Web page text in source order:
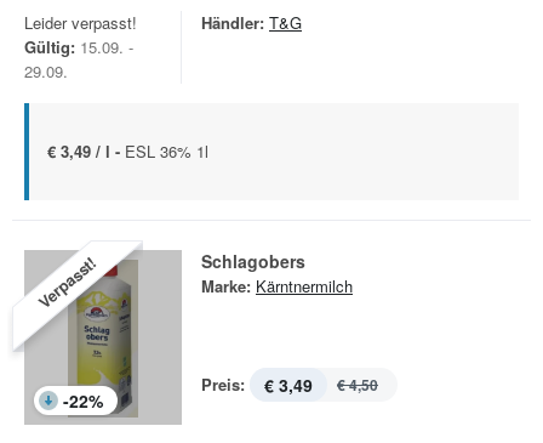
Leider verpasst!
Gültig: 15.09. -
29.09.
Händler: T&G
€ 3,49 / l - ESL 36% 1l
Verpasst!
-22%
Schlagobers
Marke: Kärntnermilch
Preis: € 3,49 € 4,50